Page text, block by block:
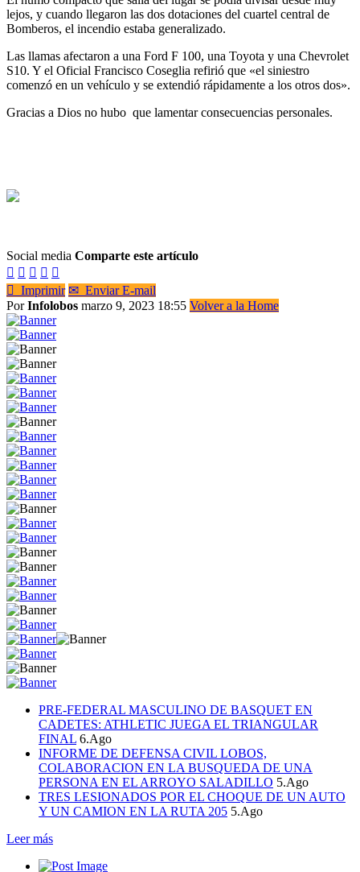
lejos, y cuando llegaron las dos dotaciones del cuartel central de
Bomberos, el incendio estaba generalizado.
Las llamas afectaron a una Ford F 100, una Toyota y una Chevrolet
S10. Y el Oficial Francisco Coseglia refirió que «el siniestro
comenzó en un vehículo y se extendió rápidamente a los otros dos».
Gracias a Dios no hubo que lamentar consecuencias personales.
Social media Comparte este artículo
    
 Imprimir ✉ Enviar E-mail
PorInfolobos marzo 9, 2023 18:55 Volver a la Home
PRE-FEDERAL MASCULINO DE BASQUET EN
CADETES: ATHLETIC JUEGA EL TRIANGULAR
FINAL 6.Ago
INFORME DE DEFENSA CIVIL LOBOS,
COLABORACION EN LA BUSQUEDA DE UNA
PERSONA EN EL ARROYO SALADILLO 5.Ago
TRES LESIONADOS POR EL CHOQUE DE UN AUTO
Y UN CAMION EN LA RUTA 205 5.Ago
Leer más